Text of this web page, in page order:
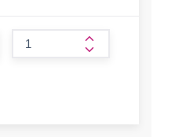
form.increase-